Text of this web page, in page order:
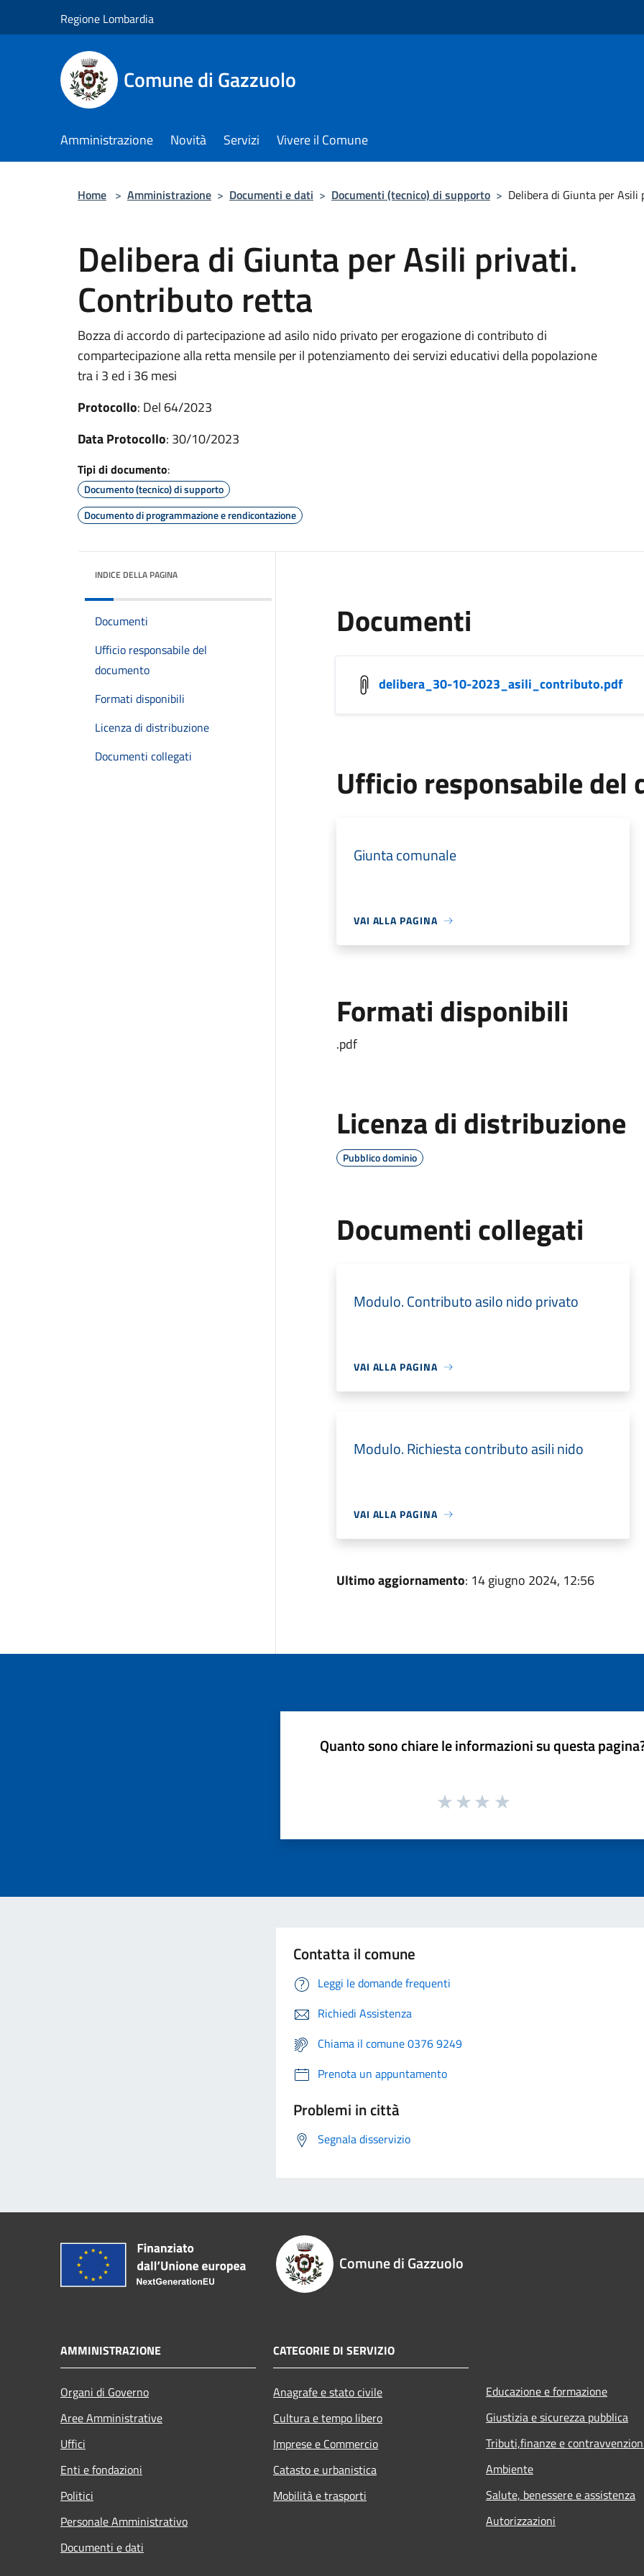
Regione Lombardia
Comune di Gazzuolo
Amministrazione Novità Servizi Vivere il Comune
Home > Amministrazione > Documenti e dati > Documenti (tecnico) di supporto > Delibera di Giunta per
Delibera di Giunta per Asili privati.
Contributo retta
Bozza di accordo di partecipazione ad asilo nido privato per erogazione di contributo di
compartecipazione alla retta mensile per il potenziamento dei servizi educativi della popolazione
tra i 3 ed i 36 mesi
Protocollo: Del 64/2023
Data Protocollo: 30/10/2023
Tipi di documento:
Documento (tecnico) di supporto
Documento di programmazione e rendicontazione
INDICE DELLA PAGINA
Documenti
Ufficio responsabile del
documento
Formati disponibili
Licenza di distribuzione
Documenti collegati
Documenti
delibera_30-10-2023_asili_contributo.pdf
Ufficio responsabile del
Giunta comunale
VAI ALLA PAGINA
Formati disponibili
.pdf
Licenza di distribuzione
Pubblico dominio
Documenti collegati
Modulo. Contributo asilo nido privato
VAI ALLA PAGINA
Modulo. Richiesta contributo asili nido
VAI ALLA PAGINA
Ultimo aggiornamento: 14 giugno 2024, 12:56
Quanto sono chiare le informazioni su questa
Contatta il comune
Leggi le domande frequenti
Richiedi Assistenza
Chiama il comune 0376 9249
Prenota un appuntamento
Problemi in città
Segnala disservizio
Comune di Gazzuolo
AMMINISTRAZIONE
Organi di Governo
Aree Amministrative
Uffici
Enti e fondazioni
Politici
Personale Amministrativo
Documenti e dati
CATEGORIE DI SERVIZIO
Anagrafe e stato civile
Cultura e tempo libero
Imprese e Commercio
Catasto e urbanistica
Mobilità e trasporti
Educazione e formazione
Giustizia e sicurezza pubblica
Tributi,finanze e
Ambiente
Salute, benessere e assistenza
Autorizzazioni